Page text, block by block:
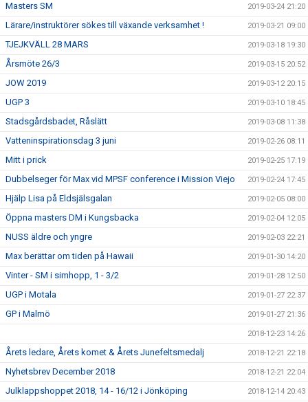
Masters SM 2019-03-24 21:20
Lärare/instruktörer sökes till växande verksamhet ! 2019-03-21 09:00
TJEJKVÄLL 28 MARS 2019-03-18 19:30
Årsmöte 26/3 2019-03-15 20:52
JOW 2019 2019-03-12 20:15
UGP 3 2019-03-10 18:45
Stadsgårdsbadet, Råslätt 2019-03-08 11:38
Vatteninspirationsdag 3 juni 2019-02-26 08:11
Mitt i prick 2019-02-25 17:19
Dubbelseger för Max vid MPSF conference i Mission Viejo 2019-02-24 17:45
Hjälp Lisa på Eldsjälsgalan 2019-02-05 08:00
Öppna masters DM i Kungsbacka 2019-02-04 12:05
NUSS äldre och yngre 2019-02-03 22:21
Max berättar om tiden på Hawaii 2019-01-30 14:20
Vinter - SM i simhopp, 1 - 3/2 2019-01-28 12:50
UGP i Motala 2019-01-27 22:37
GP i Malmö 2019-01-27 21:36
2018-12-23 14:26
Årets ledare, Årets komet & Årets Junefeltsmedalj 2018-12-21 22:18
Nyhetsbrev December 2018 2018-12-21 22:04
Julklappshoppet 2018, 14 - 16/12 i Jönköping 2018-12-14 20:43